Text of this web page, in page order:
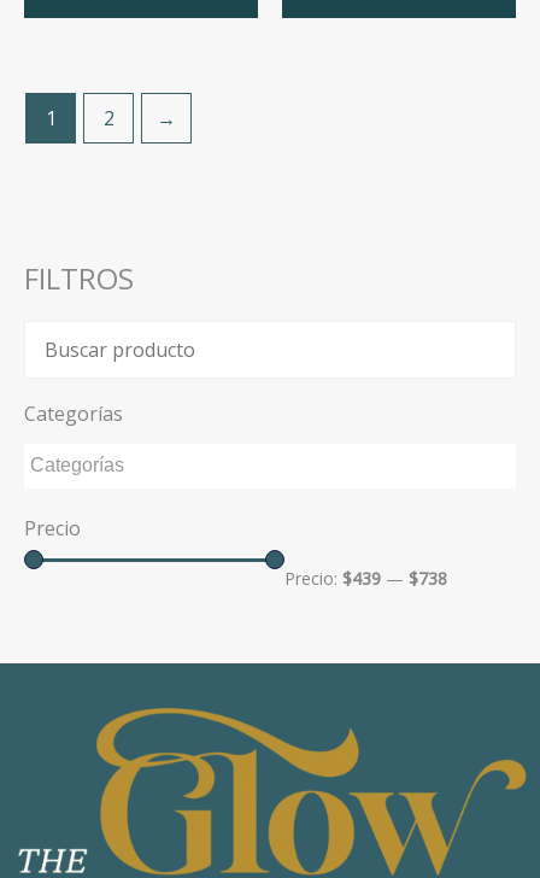
1 2 →
FILTROS
Categorías
Precio
Precio: $439 — $738